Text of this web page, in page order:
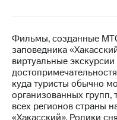
спикера
и акционерам
Корпоративное
управление
Фильмы, созданные
заповедника
виртуальные
куда туристы обычно
организованных групп,
всех регионов страны